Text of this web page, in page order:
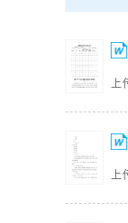
3、织金
施,1,动火
5、一、
从检修负
上
上